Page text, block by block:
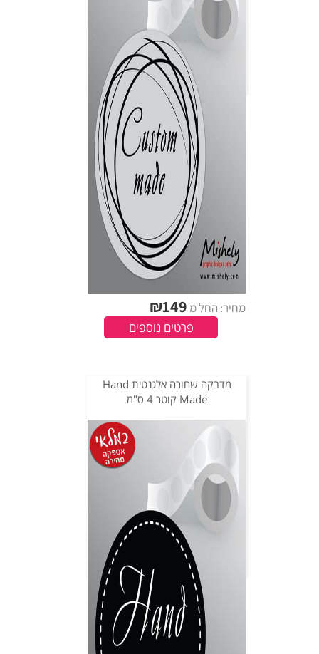
מחיר: החל מ ₪149
פרטים נוספים
מדבקה שחורה אלגנטית Hand
Made קוטר 4 ס"מ